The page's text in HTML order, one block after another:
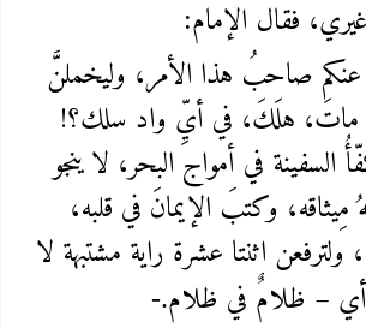
فقال الإمام:
عنكم صاحبُ هذا الأمر، وليخملنَّ
ماتَ، هلَكَ، في أيِّ واد سلك؟!
السفينة في أمواج البحر، لا ينجو
وكتبَ الإيمانَ في قلبه،
ولترفعن اثنتا عشرة راية مشتبهة لا
– ظلامٌ في ظلام-.